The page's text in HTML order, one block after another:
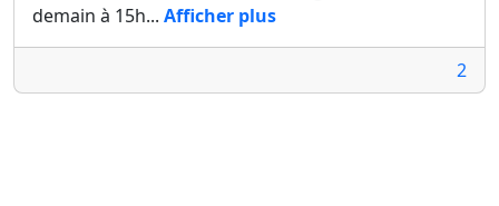
demain à 15h... Afficher plus
2